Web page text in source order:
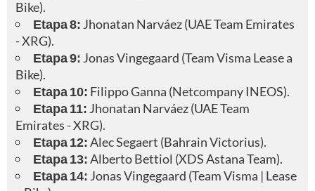
Bike).
Etapa 8: Jhonatan Narváez (UAE Team Emirates
- XRG).
Etapa 9: Jonas Vingegaard (Team Visma Lease a
Bike).
Etapa 10: Filippo Ganna (Netcompany INEOS).
Etapa 11: Jhonatan Narváez (UAE Team
Emirates - XRG).
Etapa 12:Alec Segaert (Bahrain Victorius).
Etapa 13:Alberto Bettiol (XDS Astana Team).
Etapa 14: Jonas Vingegaard (Team Visma | Lease